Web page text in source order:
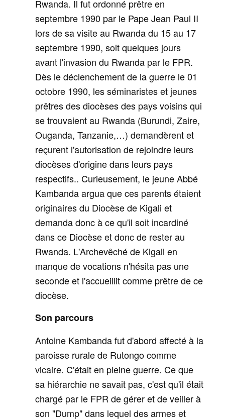
Rwanda. Il fut ordonné prêtre en
septembre 1990 par le Pape Jean Paul II
lors de sa visite au Rwanda du 15 au 17
septembre 1990, soit quelques jours
avant l'invasion du Rwanda par le FPR.
Dès le déclenchement de la guerre le 01
octobre 1990, les séminaristes et jeunes
prêtres des diocèses des pays voisins qui
se trouvaient au Rwanda (Burundi, Zaire,
Ouganda, Tanzanie,…) demandèrent et
reçurent l'autorisation de rejoindre leurs
diocèses d'origine dans leurs pays
respectifs.. Curieusement, le jeune Abbé
Kambanda argua que ces parents étaient
originaires du Diocèse de Kigali et
demanda donc à ce qu'il soit incardiné
dans ce Diocèse et donc de rester au
Rwanda. L'Archevêché de Kigali en
manque de vocations n'hésita pas une
seconde et l'accueillit comme prêtre de ce
diocèse.
Son parcours
Antoine Kambanda fut d'abord affecté à la
paroisse rurale de Rutongo comme
vicaire. C'était en pleine guerre. Ce que
sa hiérarchie ne savait pas, c'est qu'il était
chargé par le FPR de gérer et de veiller à
son "Dump" dans lequel des armes et